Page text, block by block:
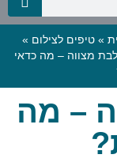
» טיפים לצילום »
מצווה – מה כדאי
– מה